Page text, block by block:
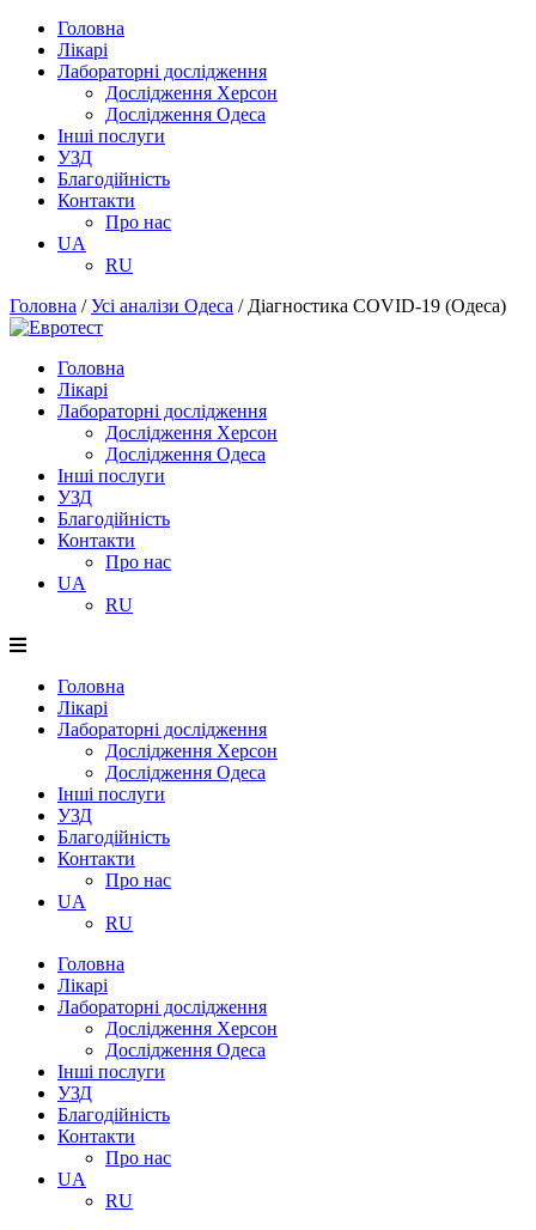
Головна
Лікарі
Лабораторні дослідження
Дослідження Херсон
Дослідження Одеса
Інші послуги
УЗД
Благодійність
Контакти
Про нас
UA
RU
Головна /Усі аналізи Одеса / Діагностика COVID-19 (Одеса)
Головна
Лікарі
Лабораторні дослідження
Дослідження Херсон
Дослідження Одеса
Інші послуги
УЗД
Благодійність
Контакти
Про нас
UA
RU
Головна
Лікарі
Лабораторні дослідження
Дослідження Херсон
Дослідження Одеса
Інші послуги
УЗД
Благодійність
Контакти
Про нас
UA
RU
Головна
Лікарі
Лабораторні дослідження
Дослідження Херсон
Дослідження Одеса
Інші послуги
УЗД
Благодійність
Контакти
Про нас
UA
RU